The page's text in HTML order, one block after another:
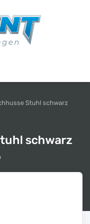
Stuhl schwarz
schwarz